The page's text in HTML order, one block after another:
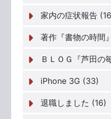
家内の症状報告
著作『書物の時間
ＢＬＯＧ『芦田の
iPhone 3G (33)
退職しました (16)